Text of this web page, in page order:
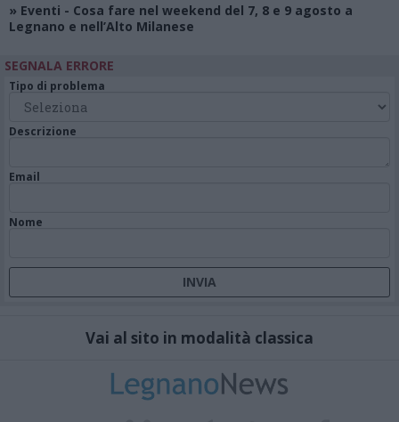
» Eventi - Cosa fare nel weekend del 7, 8 e 9 agosto a
Legnano e nell’Alto Milanese
SEGNALA ERRORE
Tipo di problema
Descrizione
Email
Nome
Vai al sito in modalità classica